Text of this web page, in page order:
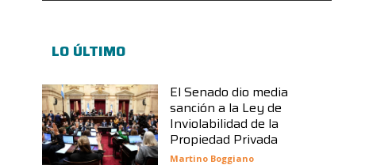
LO ÚLTIMO
El Senado dio media
sanción a la Ley de
Inviolabilidad de la
Propiedad Privada
Martino Boggiano